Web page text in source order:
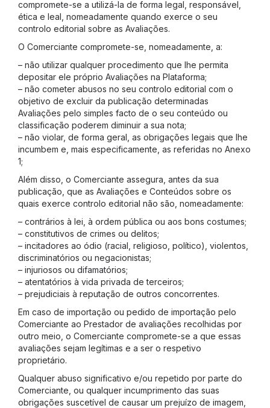
compromete-se a utilizá-la de forma legal, responsável,
ética e leal, nomeadamente quando exerce o seu
controlo editorial sobre as Avaliações.
O Comerciante compromete-se, nomeadamente, a:
– não utilizar qualquer procedimento que lhe permita
depositar ele próprio Avaliações na Plataforma;
– não cometer abusos no seu controlo editorial com o
objetivo de excluir da publicação determinadas
Avaliações pelo simples facto de o seu conteúdo ou
classificação poderem diminuir a sua nota;
– não violar, de forma geral, as obrigações legais que lhe
incumbem e, mais especificamente, as referidas no Anexo
1;
Além disso, o Comerciante assegura, antes da sua
publicação, que as Avaliações e Conteúdos sobre os
quais exerce controlo editorial não são, nomeadamente:
– contrários à lei, à ordem pública ou aos bons costumes;
– constitutivos de crimes ou delitos;
– incitadores ao ódio (racial, religioso, político), violentos,
discriminatórios ou negacionistas;
– injuriosos ou difamatórios;
– atentatórios à vida privada de terceiros;
– prejudiciais à reputação de outros concorrentes.
Em caso de importação ou pedido de importação pelo
Comerciante ao Prestador de avaliações recolhidas por
outro meio, o Comerciante compromete-se a que essas
avaliações sejam legítimas e a ser o respetivo
proprietário.
Qualquer abuso significativo e/ou repetido por parte do
Comerciante, ou qualquer incumprimento das suas
obrigações suscetível de causar um prejuízo de imagem,